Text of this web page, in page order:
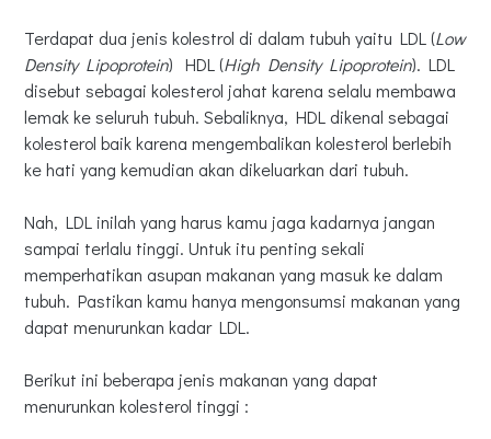
Kacang-kacangan
Oatmeal
Apel, alpukat dan buah beri
Ikan Salmon dan Tuna
Bawang Bombay dan Bawang Putih
Minyak Zaitun
Terdapat dua jenis kolestrol di dalam tubuh yaitu LDL (Low
Density Lipoprotein) HDL (High Density Lipoprotein). LDL
disebut sebagai kolesterol jahat karena selalu membawa
lemak ke seluruh tubuh. Sebaliknya, HDL dikenal sebagai
kolesterol baik karena mengembalikan kolesterol berlebih
ke hati yang kemudian akan dikeluarkan dari tubuh.
Nah, LDL inilah yang harus kamu jaga kadarnya jangan
sampai terlalu tinggi. Untuk itu penting sekali
memperhatikan asupan makanan yang masuk ke dalam
tubuh. Pastikan kamu hanya mengonsumsi makanan yang
dapat menurunkan kadar LDL.
Berikut ini beberapa jenis makanan yang dapat
menurunkan kolesterol tinggi :